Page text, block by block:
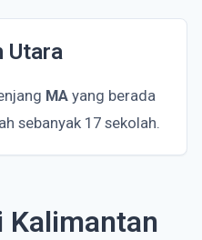
Utara
MA yang berada
sebanyak 17 sekolah.
Kalimantan